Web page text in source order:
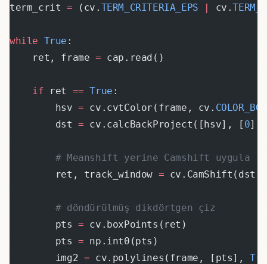
term_crit = (cv. TERM_CRITERIA_EPS cv.
while True :
    ret, frame
= cap.read()
    if
ret == True :
        hsv
= cv.cvtColor(frame, cv.
        dst
= cv.calcBackProject([hsv], [ 0],
        # Meanshift yerine Camshift uygula
        ret, track_window
= cv.CamShift(dst,
        # döndürülmüş dikdörtgen çiz
        pts
= cv.boxPoints(ret)
        pts
= np.int0(pts)
        img2
= cv.polylines(frame, [pts],